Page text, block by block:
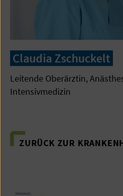
Claudia Zschuckelt
Leitende Oberärztin,
Intensivmedizin
ZURÜCK ZUR